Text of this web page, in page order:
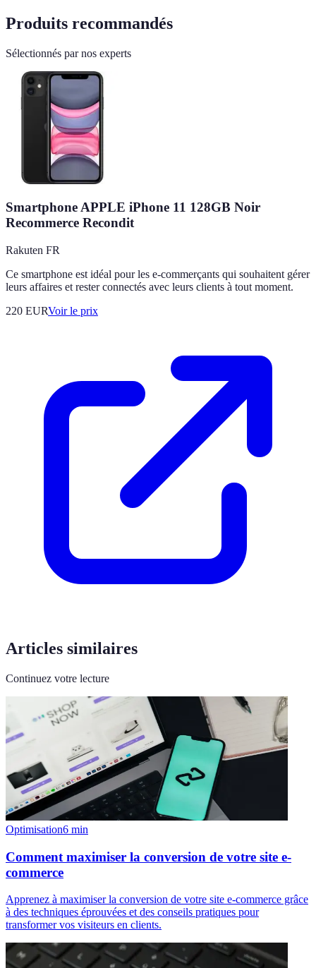
Produits recommandés
Sélectionnés par nos experts
Smartphone APPLE iPhone 11 128GB Noir
Recommerce Recondit
Rakuten FR
Ce smartphone est idéal pour les e-commerçants qui souhaitent gérer
leurs affaires et rester connectés avec leurs clients à tout moment.
220 EURVoir le prix
Articles similaires
Continuez votre lecture
Optimisation6 min
Comment maximiser la conversion de votre site e-
commerce
Apprenez à maximiser la conversion de votre site e-commerce grâce
à des techniques éprouvées et des conseils pratiques pour
transformer vos visiteurs en clients.